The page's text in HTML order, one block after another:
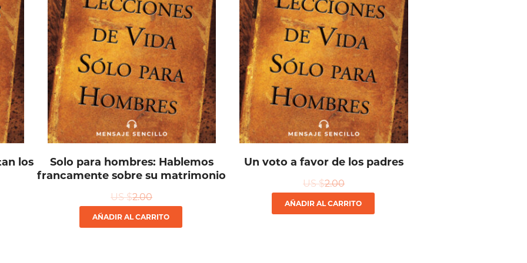
los
Solo para hombres: Hablemos
francamente sobre su matrimonio
US $2.00
AÑADIR AL CARRITO
Un voto a favor de los padres
US $2.00
AÑADIR AL CARRITO